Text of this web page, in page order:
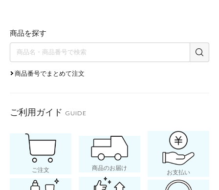
商品を探す
商品番号でまとめて注文
ご利用ガイド GUIDE
ご注文 商品のお届け
お支払い